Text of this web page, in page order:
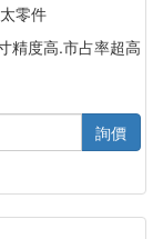
零件
精度高.市占率超高
詢價